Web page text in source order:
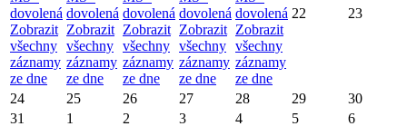
dovolená
Zobrazit
všechny
záznamy
ze dne
dovolená
Zobrazit
všechny
záznamy
ze dne
dovolená
Zobrazit
všechny
záznamy
ze dne
dovolená
Zobrazit
všechny
záznamy
ze dne
dovolená
Zobrazit
všechny
záznamy
ze dne
22 23
24 25 26 27 28 29
30
31
1 2 3 4 5 6